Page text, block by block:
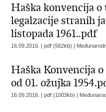
Haška konvencija
legalzacije stranih
listopada 1961..pdf
16.09.2016. | pdf (562kb) |
Haška Konvencija
od 01. ožujka
16.09.2016. | pdf (1003kb) |